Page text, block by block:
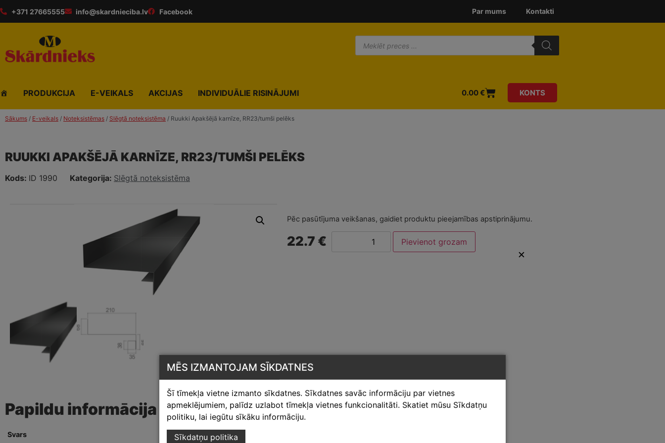
+371 27665555 info@skardnieciba.lv Facebook Par mums Kontakti
PRODUKCIJA E-VEIKALS AKCIJAS INDIVIDUĀLIE RISINĀJUMI 0.00€ KONTS
Sākums / E-veikals / Noteksistēmas / Slēgtā noteksistēma / Ruukki Apakšējā karnīze, RR23/tumši pelēks
RUUKKI APAKŠĒJĀ KARNĪZE, RR23/TUMŠI PELĒKS
Kods: ID 1990 Kategorija: Slēgtā noteksistēma
Pēc pasūtījuma veikšanas, gaidiet produktu pieejamības apstiprinājumu.
22.7 € Pievienot grozam
Papildu informācija
Svars
2.90 kg
✕
MĒS IZMANTOJAM SĪKDATNES
Šī tīmekļa vietne izmanto sīkdatnes. Sīkdatnes savāc informāciju par vietnes
apmeklējumiem, palīdz uzlabot tīmekļa vietnes funkcionalitāti. Skatiet mūsu Sīkdatņu
politiku, lai iegūtu sīkāku informāciju.
Sīkdatņu politika